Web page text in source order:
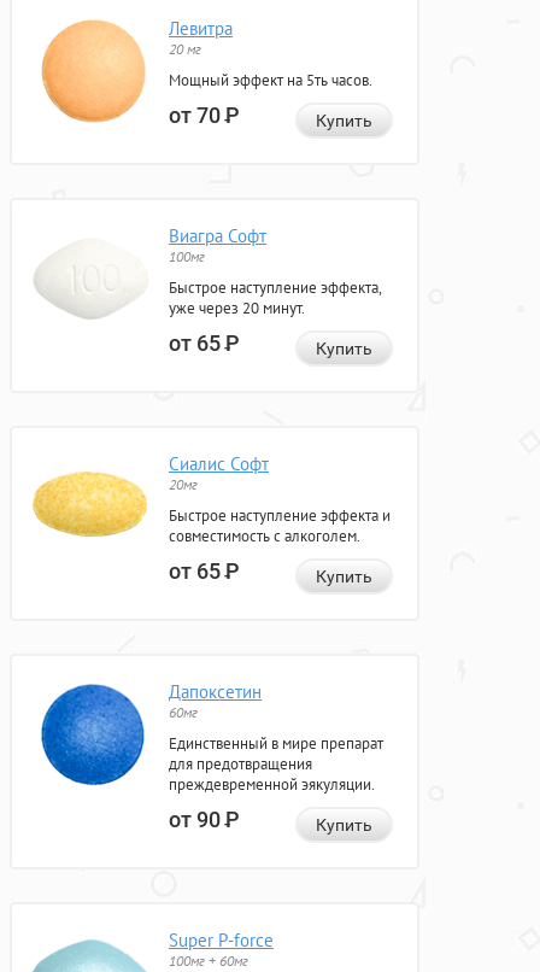
Левитра
20 мг
Мощный эффект на 5ть часов.
от 70Р Купить
Виагра Софт
100мг
Быстрое наступление эффекта,
уже через 20 минут.
от 65Р Купить
Сиалис Софт
20мг
Быстрое наступление эффекта и
совместимость с алкоголем.
от 65Р Купить
Дапоксетин
60мг
Единственный в мире препарат
для предотвращения
преждевременной эякуляции.
от 90Р Купить
Super P-force
100мг + 60мг